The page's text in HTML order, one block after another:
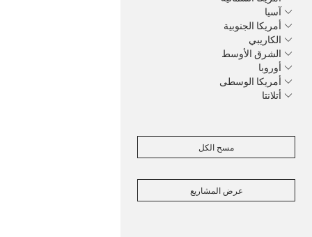
آسيا
أمريكا الجنوبية
الكاريبي
الشرق الأوسط
أوروبا
أمريكا الوسطى
أتلانتا
مسح الكل
عرض المشاريع